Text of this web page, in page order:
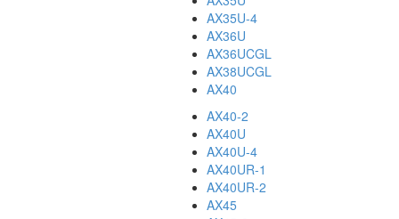
AX35U-4
AX36U
AX36UCGL
AX38UCGL
AX40
AX40-2
AX40U
AX40U-4
AX40UR-1
AX40UR-2
AX45